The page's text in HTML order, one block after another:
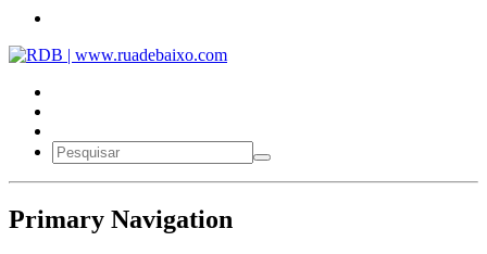
Primary Navigation